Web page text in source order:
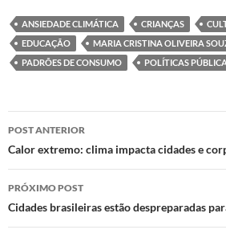
to
d
o
e
b
o
k
at
s
A
p
nt
ANSIEDADE CLIMÁTICA CRIANÇAS
EDUCAÇÃO
MARIA CRISTINA OLIVEIRA
PADRÕES DE CONSUMO
POLÍTICAS
Navegação
de
posts
POST ANTERIOR
Calor extremo: clima impacta cidades e
PRÓXIMO POST
Cidades brasileiras estão despreparadas